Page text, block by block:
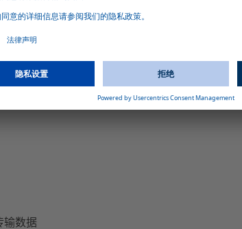
保Plus
端，借此可检查电池使用是否合
Plus保修服务的前提条件。
未来仅需通
输数据